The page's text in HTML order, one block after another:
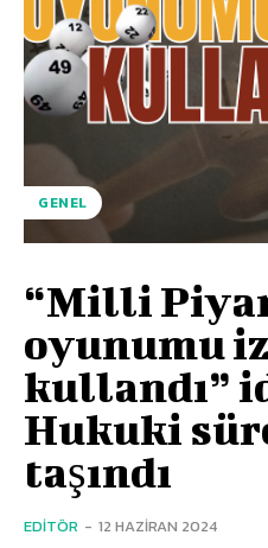
GENEL
“Milli
oyunumu
kullandı”
Hukuki
taşındı
EDITÖR - 12 HAZIRAN 2024